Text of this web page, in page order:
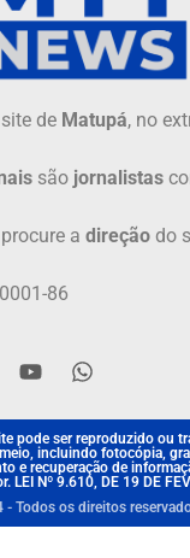
de Matupá, no
são jornalistas
a direção do
86
pode ser reproduzido ou
incluindo fotocópia,
e recuperação de
LEI Nº 9.610, DE 19 DE
Todos os direitos